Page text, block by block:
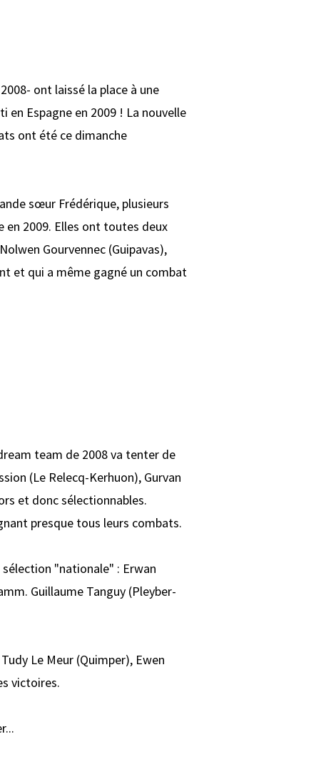
ont laissé la place à une
Espagne en 2009 ! La nouvelle
ont été ce dimanche
sœur Frédérique, plusieurs
en 2009. Elles ont toutes deux
Gourvennec (Guipavas),
et qui a même gagné un combat
team de 2008 va tenter de
(Le Relecq-Kerhuon), Gurvan
et donc sélectionnables.
presque tous leurs combats.
"nationale" : Erwan
Guillaume Tanguy (Pleyber-
Le Meur (Quimper), Ewen
victoires.